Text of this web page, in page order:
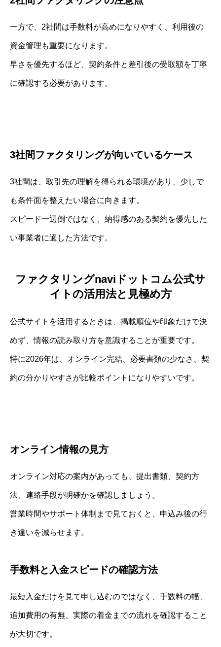
一方で、2社間は手数料が高めになりやすく、利用後の
資金管理も重要になります。
早さを優先するほど、契約条件と差引後の受取額を丁寧
に確認する必要があります。
3社間ファクタリングが向いているケース
3社間は、取引先の理解を得られる環境があり、少しで
も条件面を整えたい場合に向きます。
スピード一辺倒ではなく、納得感のある契約を優先した
い事業者に適した方法です。
ファクタリングnaviドットコム公式サ
イトの活用法と見極め方
公式サイトを活用するときは、掲載順位や印象だけで決
めず、情報の読み取り方を意識することが重要です。
特に2026年は、オンライン完結、必要書類の少なさ、契
約の分かりやすさが比較ポイントになりやすいです。
オンライン情報の見方
オンライン対応の案内があっても、提出書類、契約方
法、連絡手段が明確かを確認しましょう。
営業時間やサポート体制まで見ておくと、申込み後の行
き違いを減らせます。
手数料と入金スピードの確認方法
最短入金だけを見て申し込むのではなく、手数料の幅、
追加費用の有無、実際の着金までの流れを確認すること
が大切です。